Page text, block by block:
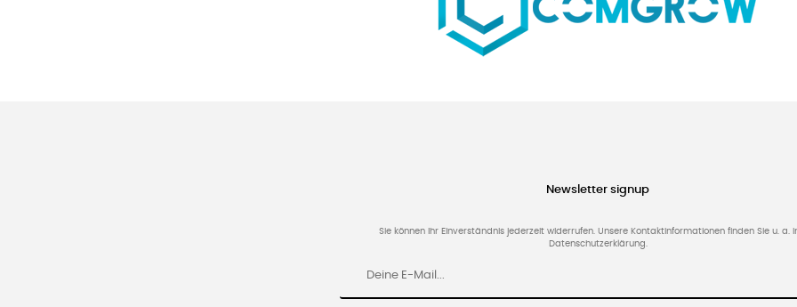
Newsletter signup
Sie können Ihr Einverständnis jederzeit widerrufen. Unsere Kontaktinformationen finden Sie u. a.
Datenschutzerklärung.